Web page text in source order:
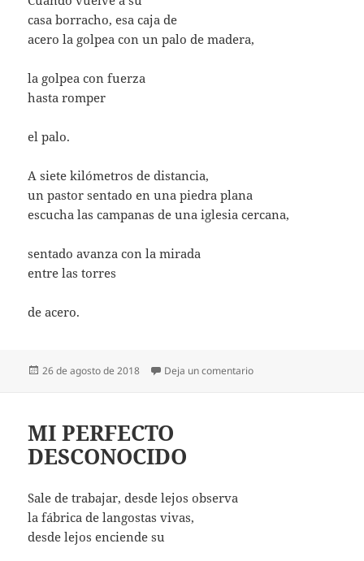
casa borracho, esa caja de
acero la golpea con un palo de madera,
la golpea con fuerza
hasta romper
el palo.
A siete kilómetros de distancia,
un pastor sentado en una piedra plana
escucha las campanas de una iglesia cercana,
sentado avanza con la mirada
entre las torres
de acero.
Publicado
26 de agosto de 2018 Deja un comentarioen 3,2,1 ACERO
MI PERFECTO
DESCONOCIDO
Sale de trabajar, desde lejos observa
la fábrica de langostas vivas,
desde lejos enciende su